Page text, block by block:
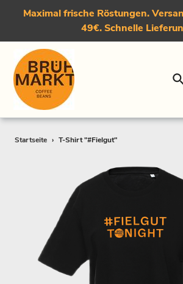
Direkt
Maximal frische Röstungen.
49€. Schnelle
Startseite › T-Shirt "#Fielgut"